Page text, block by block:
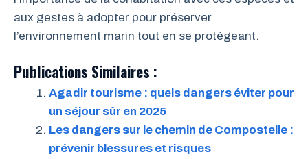
aux gestes à adopter pour préserver
l’environnement marin tout en se protégeant.
Publications Similaires :
Agadir tourisme : quels dangers éviter pour
un séjour sûr en 2025
Les dangers sur le chemin de Compostelle :
prévenir blessures et risques